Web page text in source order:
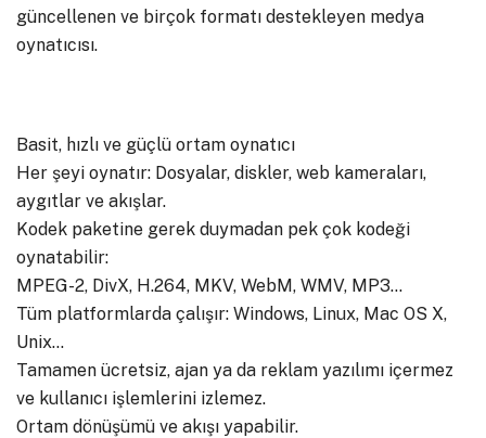
güncellenen ve birçok formatı destekleyen medya
oynatıcısı.
Basit, hızlı ve güçlü ortam oynatıcı
Her şeyi oynatır: Dosyalar, diskler, web kameraları,
aygıtlar ve akışlar.
Kodek paketine gerek duymadan pek çok kodeği
oynatabilir:
MPEG-2, DivX, H.264, MKV, WebM, WMV, MP3…
Tüm platformlarda çalışır: Windows, Linux, Mac OS X,
Unix…
Tamamen ücretsiz, ajan ya da reklam yazılımı içermez
ve kullanıcı işlemlerini izlemez.
Ortam dönüşümü ve akışı yapabilir.